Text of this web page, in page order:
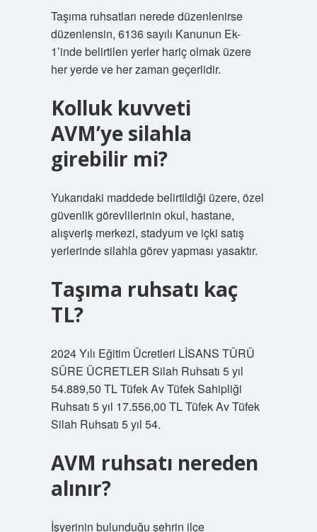
Taşıma ruhsatları nerede düzenlenirse
düzenlensin, 6136 sayılı Kanunun Ek-
1’inde belirtilen yerler hariç olmak üzere
her yerde ve her zaman geçerlidir.
Kolluk kuvveti
AVM’ye silahla
girebilir mi?
Yukarıdaki maddede belirtildiği üzere, özel
güvenlik görevlilerinin okul, hastane,
alışveriş merkezi, stadyum ve içki satış
yerlerinde silahla görev yapması yasaktır.
Taşıma ruhsatı kaç
TL?
2024 Yılı Eğitim Ücretleri LİSANS TÜRÜ
SÜRE ÜCRETLER Silah Ruhsatı 5 yıl
54.889,50 TL Tüfek Av Tüfek Sahipliği
Ruhsatı 5 yıl 17.556,00 TL Tüfek Av Tüfek
Silah Ruhsatı 5 yıl 54.
AVM ruhsatı nereden
alınır?
İşyerinin bulunduğu şehrin ilçe